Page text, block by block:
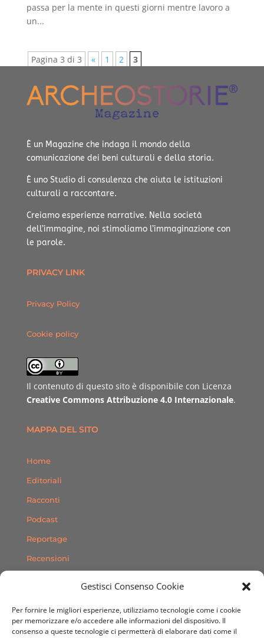
Gestisci Consenso Cookie
Per fornire le migliori esperienze, utilizziamo tecnologie come i cookie
per memorizzare e/o accedere alle informazioni del dispositivo. Il
consenso a queste tecnologie ci permetterà di elaborare dati come il
passa per la mente in questi giorni mentre lavoro a
un...
Pagina 3 di 3 « 1 2 3
È un Magazine che indaga il mondo della
comunicazione dei beni culturali e della storia.
È uno Studio di consulenza che aiuta le istituzioni
culturali a raccontare.
Creiamo esperienze narrative. Nella società
dell’immagine, noi stimoliamo l’immaginazione con
le parole.
PRIVACY LINK
Privacy Policy
Cookie policy
Il contenuto di questo sito è disponibile con Licenza
Creative Commons Attribuzione 4.0 Internazionale.
MAPPA DEL SITO
Home
Editoriali
Racconti
Podcast
Reportage
Recensioni
Contatti